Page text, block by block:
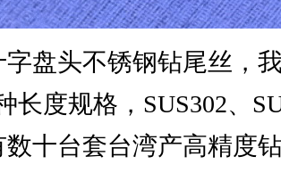
盘头不锈钢钻尾丝，
长度规格，SUS302、
数十台套台湾产高精度